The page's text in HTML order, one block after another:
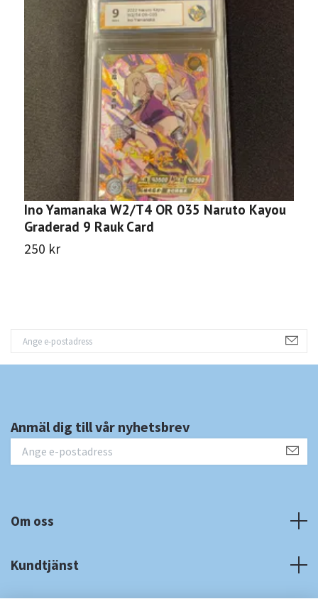
Ino Yamanaka W2/T4 OR 035 Naruto Kayou
Graderad 9 Rauk Card
250 kr
Anmäl dig till vår nyhetsbrev
Om oss
Kundtjänst